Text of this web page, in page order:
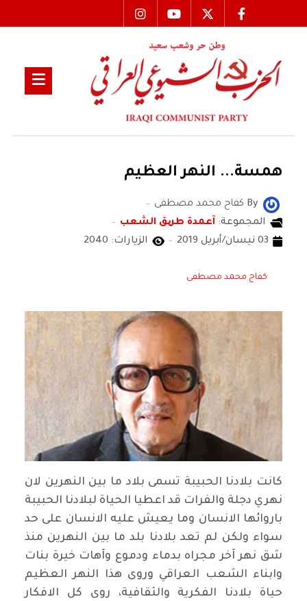
همسة... النهر العظيم
By كفاح محمد مصطفى
المجموعة: آعمدة طریق الشعب
03 نيسان/أبريل 2019
الزيارات: 2040
كفاح محمد مصطفى
كانت بلادنا الحبيبة تسمى بلاد ما بين النهرين لان
نهري دجلة والفرات قد اعطيا الحياة لبلادنا الحبيبة
باروائها الانسان وما يعيش عليه الانسان على حد
سواء ولكن لم تعد بلادنا بلد ما بين النهرين منذ
شق نهر آخر مجراه بدماء ودموع وآهات خيرة بنات
وابناء الشعب العراقي وروى هذا النهر العظيم
حياة بلادنا الفكرية والثقافية، روى كل الافكار